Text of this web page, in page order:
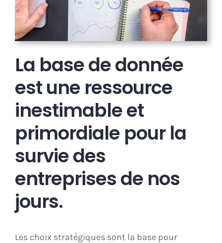
La base de donnée
est une ressource
inestimable et
primordiale pour la
survie des
entreprises de nos
jours.
Les choix stratégiques sont la base pour